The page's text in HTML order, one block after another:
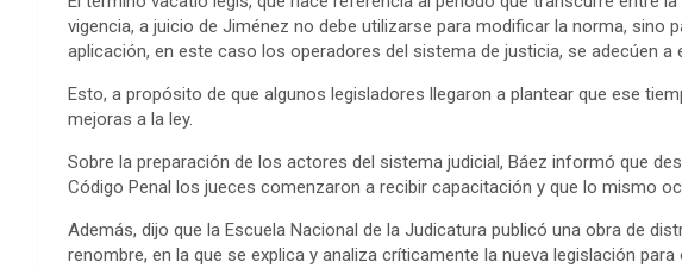
vigencia, a juicio de Jiménez no debe utilizarse para modificar la norma, sino
aplicación, en este caso los operadores del sistema de justicia, se adecúen a
Esto, a propósito de que algunos legisladores llegaron a plantear que ese
mejoras a la ley.
Sobre la preparación de los actores del sistema judicial, Báez informó que
Código Penal los jueces comenzaron a recibir capacitación y que lo mismo
Además, dijo que la Escuela Nacional de la Judicatura publicó una obra de
renombre, en la que se explica y analiza críticamente la nueva legislación